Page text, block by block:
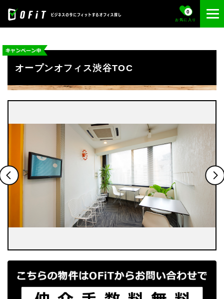
お気に入り
0
オープンオフィス渋谷TOC